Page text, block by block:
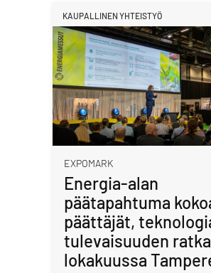
KAUPALLINEN YHTEISTYÖ
EXPOMARK
Energia-alan
päätapahtuma
päättäjät,
tulevaisuuden
lokakuussa